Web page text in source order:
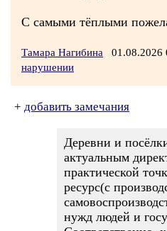
С самыми тёплыми
Тамара Нагибина 01.08.2026
нарушении
+ добавить замечания
Деревни и
актуальным
практической
ресурс(с
нужд людей и